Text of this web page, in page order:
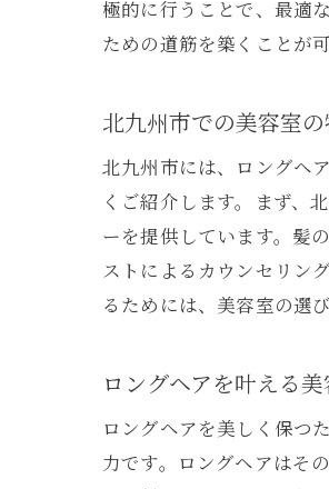
極的に行うことで、最適
ための道筋を築くことが
北九州市での美容室
北九州市には、ロングヘ
くご紹介します。まず、
ーを提供しています。髪
ストによるカウンセリン
るためには、美容室の選
ロングヘアを叶える
ロングヘアを美しく保つ
力です。ロングヘアはそ